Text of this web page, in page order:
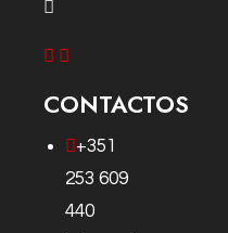
CONTACTOS
+351
253 609
440